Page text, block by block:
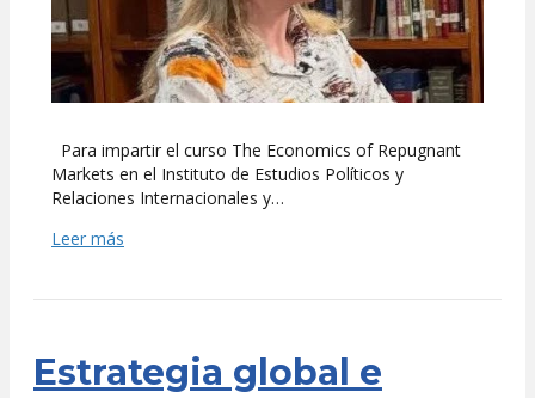
Para impartir el curso The Economics of Repugnant
Markets en el Instituto de Estudios Políticos y
Relaciones Internacionales y…
Leer más
Estrategia global e